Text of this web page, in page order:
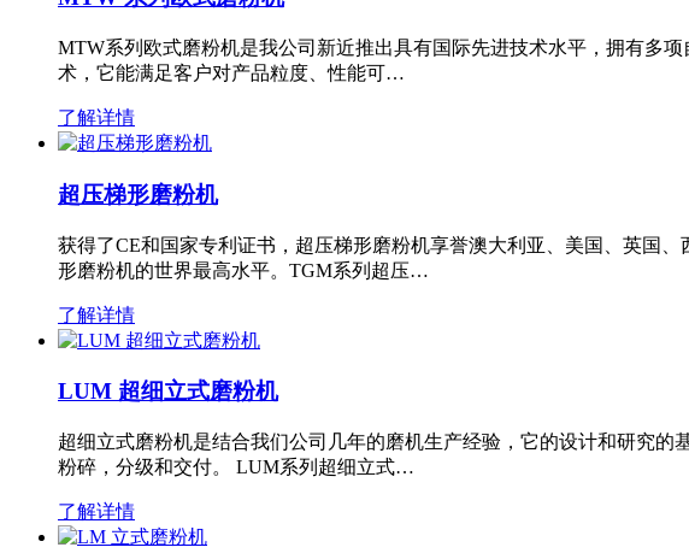
MTW系列欧式磨粉机是我公司新近推出具有国际先进技术水平，拥有多
术，它能满足客户对产品粒度、性能可…
了解详情
超压梯形磨粉机
获得了CE和国家专利证书，超压梯形磨粉机享誉澳大利亚、美国、英国
形磨粉机的世界最高水平。TGM系列超压…
了解详情
LUM 超细立式磨粉机
超细立式磨粉机是结合我们公司几年的磨机生产经验，它的设计和研究
粉碎，分级和交付。 LUM系列超细立式…
了解详情